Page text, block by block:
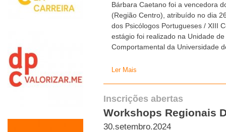
Bárbara Caetano foi a vencedora
(Região Centro), atribuído no dia
dos Psicólogos Portugueses / XIII
estágio foi realizado na Unidade
Comportamental da Universidade
Ler Mais
Inscrições abertas
Workshops Regionais
30.setembro.2024